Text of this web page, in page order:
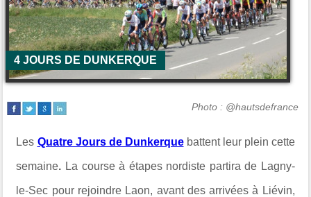
4 JOURS DE DUNKERQUE
Photo : @hautsdefrance
Les Quatre Jours de Dunkerque battent leur plein cette
semaine. La course à étapes nordiste partira de Lagny-
le-Sec pour rejoindre Laon, avant des arrivées à Liévin,